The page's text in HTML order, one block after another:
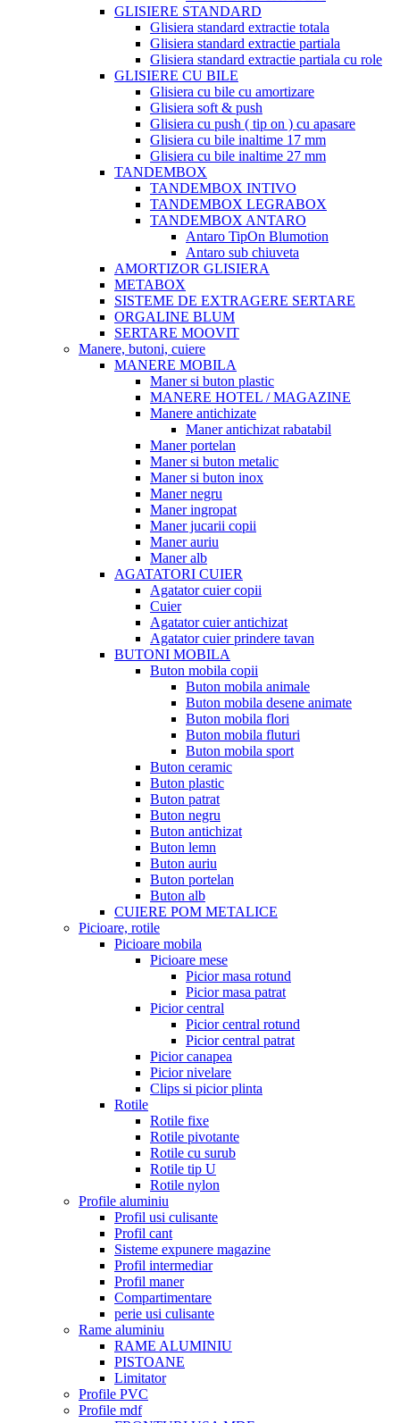
GLISIERE STANDARD
Glisiera standard extractie totala
Glisiera standard extractie partiala
Glisiera standard extractie partiala cu role
GLISIERE CU BILE
Glisiera cu bile cu amortizare
Glisiera soft & push
Glisiera cu push ( tip on ) cu apasare
Glisiera cu bile inaltime 17 mm
Glisiera cu bile inaltime 27 mm
TANDEMBOX
TANDEMBOX INTIVO
TANDEMBOX LEGRABOX
TANDEMBOX ANTARO
Antaro TipOn Blumotion
Antaro sub chiuveta
AMORTIZOR GLISIERA
METABOX
SISTEME DE EXTRAGERE SERTARE
ORGALINE BLUM
SERTARE MOOVIT
Manere, butoni, cuiere
MANERE MOBILA
Maner si buton plastic
MANERE HOTEL / MAGAZINE
Manere antichizate
Maner antichizat rabatabil
Maner portelan
Maner si buton metalic
Maner si buton inox
Maner negru
Maner ingropat
Maner jucarii copii
Maner auriu
Maner alb
AGATATORI CUIER
Agatator cuier copii
Cuier
Agatator cuier antichizat
Agatator cuier prindere tavan
BUTONI MOBILA
Buton mobila copii
Buton mobila animale
Buton mobila desene animate
Buton mobila flori
Buton mobila fluturi
Buton mobila sport
Buton ceramic
Buton plastic
Buton patrat
Buton negru
Buton antichizat
Buton lemn
Buton auriu
Buton portelan
Buton alb
CUIERE POM METALICE
Picioare, rotile
Picioare mobila
Picioare mese
Picior masa rotund
Picior masa patrat
Picior central
Picior central rotund
Picior central patrat
Picior canapea
Picior nivelare
Clips si picior plinta
Rotile
Rotile fixe
Rotile pivotante
Rotile cu surub
Rotile tip U
Rotile nylon
Profile aluminiu
Profil usi culisante
Profil cant
Sisteme expunere magazine
Profil intermediar
Profil maner
Compartimentare
perie usi culisante
Rame aluminiu
RAME ALUMINIU
PISTOANE
Limitator
Profile PVC
Profile mdf